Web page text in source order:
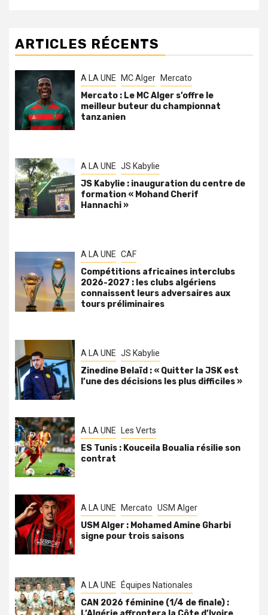
ARTICLES RÉCENTS
A LA UNE MC Alger Mercato
Mercato : Le MC Alger s’offre le
meilleur buteur du championnat
tanzanien
A LA UNE JS Kabylie
JS Kabylie : inauguration du centre de
formation « Mohand Cherif
Hannachi »
A LA UNE CAF
Compétitions africaines interclubs
2026-2027 : les clubs algériens
connaissent leurs adversaires aux
tours préliminaires
A LA UNE JS Kabylie
Zinedine Belaïd : « Quitter la JSK est
l’une des décisions les plus difficiles »
A LA UNE Les Verts
ES Tunis : Kouceila Boualia résilie son
contrat
A LA UNE Mercato USM Alger
USM Alger : Mohamed Amine Gharbi
signe pour trois saisons
A LA UNE Équipes Nationales
CAN 2026 féminine (1/4 de finale) :